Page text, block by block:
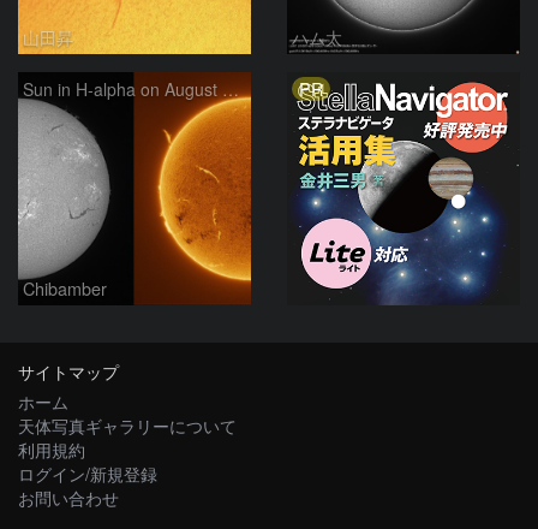
山田昇 ハム太
Sun in H-alpha on August 7, 2026
Chibamber
PR
サイトマップ
ホーム
天体写真ギャラリーについて
利用規約
ログイン/新規登録
お問い合わせ